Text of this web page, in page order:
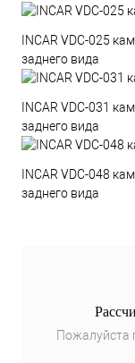
INCAR VDC-025
заднего вида
INCAR VDC-031
заднего вида
INCAR VDC-048
заднего вида
Пожалуйста